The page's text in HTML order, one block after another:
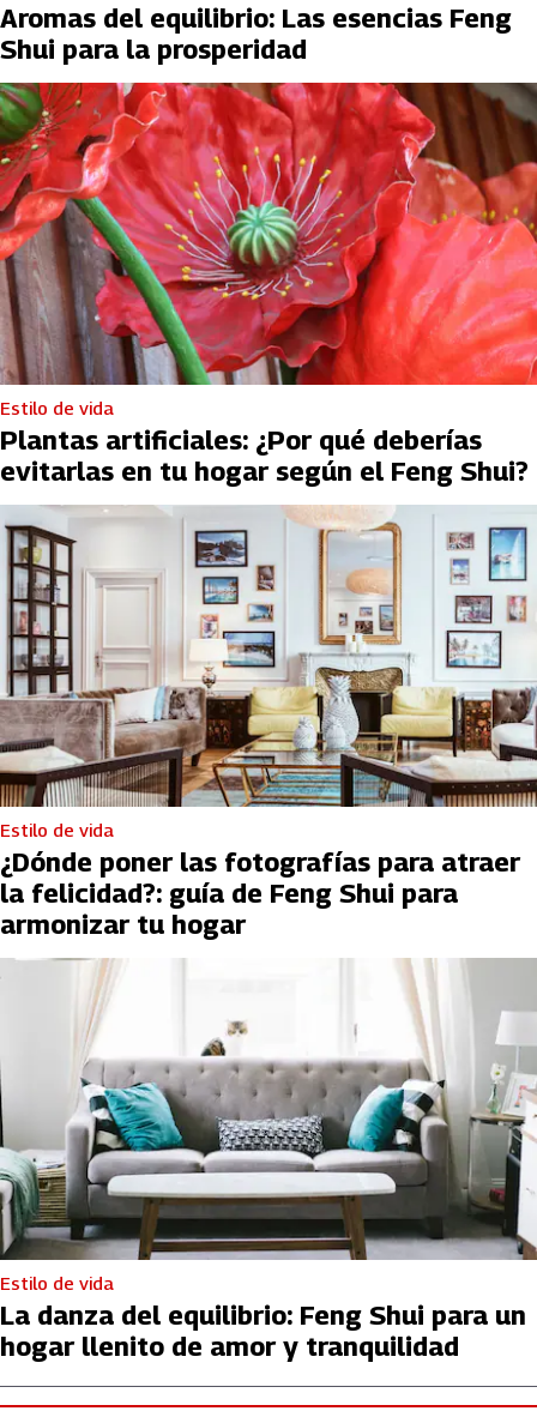
Aromas del equilibrio: Las esencias Feng
Shui para la prosperidad
Estilo de vida
Plantas artificiales: ¿Por qué deberías
evitarlas en tu hogar según el Feng Shui?
Estilo de vida
¿Dónde poner las fotografías para atraer
la felicidad?: guía de Feng Shui para
armonizar tu hogar
Estilo de vida
La danza del equilibrio: Feng Shui para un
hogar llenito de amor y tranquilidad